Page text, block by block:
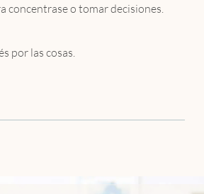
concentrase o tomar decisiones.
por las cosas.